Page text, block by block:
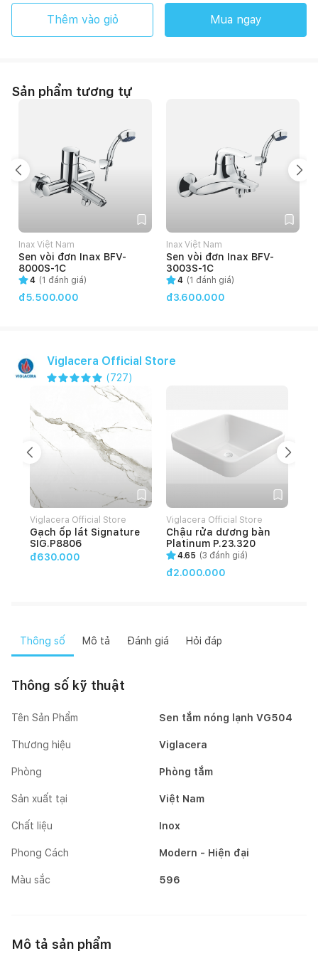
Thêm vào giỏ Mua ngay
Sản phẩm tương tự
Inax Việt Nam
Sen vòi đơn Inax BFV-
8000S-1C
4 (1 đánh giá)
đ5.500.000
Inax Việt Nam
Sen vòi đơn Inax BFV-
3003S-1C
4 (1 đánh giá)
đ3.600.000
Viglacera Official Store
(727)
Viglacera Official Store
Gạch ốp lát Signature
SIG.P8806
đ630.000
Viglacera Official Store
Chậu rửa dương bàn
Platinum P.23.320
4.65 (3 đánh giá)
đ2.000.000
Thông số Mô tả Đánh giá Hỏi đáp
Thông số kỹ thuật
Tên Sản Phẩm Sen tắm nóng lạnh VG504
Thương hiệu Viglacera
Phòng Phòng tắm
Sản xuất tại Việt Nam
Chất liệu Inox
Phong Cách Modern - Hiện đại
Màu sắc 596
Mô tả sản phẩm